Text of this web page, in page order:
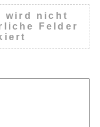
wird nicht
Felder